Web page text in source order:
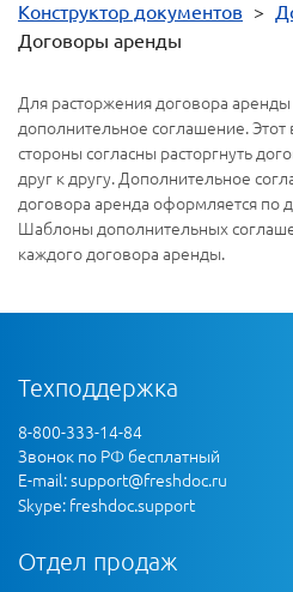
Конструктор документов >
Договоры аренды
Для расторжения договора аренды
дополнительное соглашение.
стороны согласны расторгнуть
друг к другу. Дополнительное
договора аренда оформляется по
Шаблоны дополнительных
каждого договора аренды.
Техподдержка
8-800-333-14-84
Звонок по РФ бесплатный
E-mail:support@freshdoc.ru
Skype: freshdoc.support
Отдел продаж